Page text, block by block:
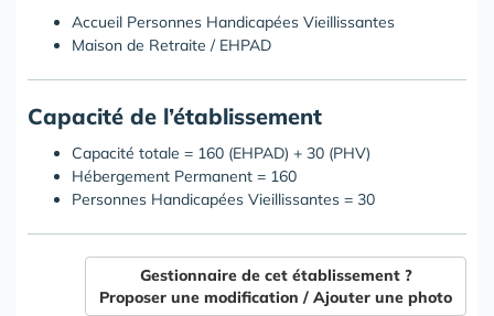
Accueil Personnes Handicapées Vieillissantes
Maison de Retraite / EHPAD
Capacité de l’établissement
Capacité totale = 160 (EHPAD) + 30 (PHV)
Hébergement Permanent = 160
Personnes Handicapées Vieillissantes = 30
Gestionnaire de cet établissement ?
Proposer une modification / Ajouter une photo